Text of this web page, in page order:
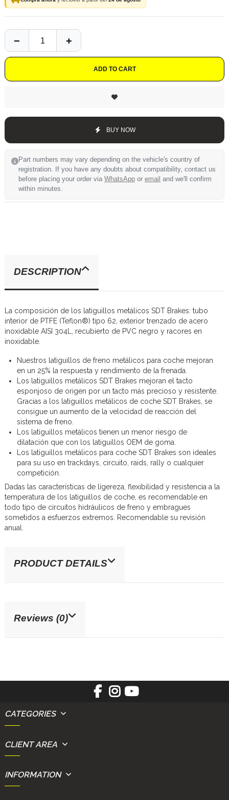
ADD TO CART
BUY NOW
Part numbers may vary depending on the vehicle's country of
registration. If you have any doubts about compatibility, contact us
before placing your order via WhatsApp or email and we'll confirm
within minutes.
DESCRIPTION
La composición de los latiguillos metálicos SDT Brakes: tubo
interior de PTFE (Teflon®) tipo 62, exterior trenzado de acero
inoxidable AISI 304L, recubierto de PVC negro y racores en
inoxidable.
Nuestros latiguillos de freno metálicos para coche mejoran
en un 25% la respuesta y rendimiento de la frenada.
Los latiguillos metálicos SDT Brakes mejoran el tacto
esponjoso de origen por un tacto más precioso y resistente.
Gracias a los latiguillos metálicos de coche SDT Brakes, se
consigue un aumento de la velocidad de reacción del
sistema de freno.
Los latiguillos metálicos tienen un menor riesgo de
dilatación que con los latiguillos OEM de goma.
Los latiguillos metálicos para coche SDT Brakes son ideales
para su uso en trackdays, circuito, raids, rally o cualquier
competición.
Dadas las características de ligereza, flexibilidad y resistencia a la
temperatura de los latiguillos de coche, es recomendable en
todo tipo de circuitos hidráulicos de freno y embragues
sometidos a esfuerzos extremos. Recomendable su revisión
anual.
PRODUCT DETAILS
Reviews (0)
CATEGORIES
CLIENT AREA
INFORMATION